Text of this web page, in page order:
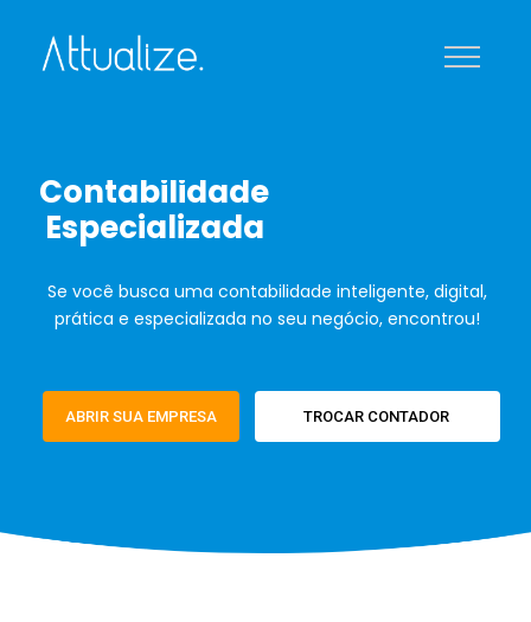
ABRIR SUA EMPRESA TROCAR CONTADOR
Especializada
Contabilidade
Se você busca uma contabilidade inteligente, digital,
prática e especializada no seu negócio, encontrou!